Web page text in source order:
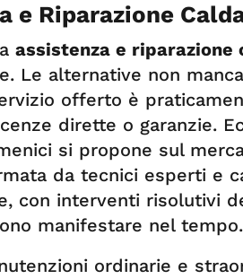
e Riparazione
assistenza e riparazione
Le alternative non
offerto è
dirette o garanzie.
si propone sul
da tecnici esperti e
con interventi risolutivi
manifestare nel tempo.
ordinarie e